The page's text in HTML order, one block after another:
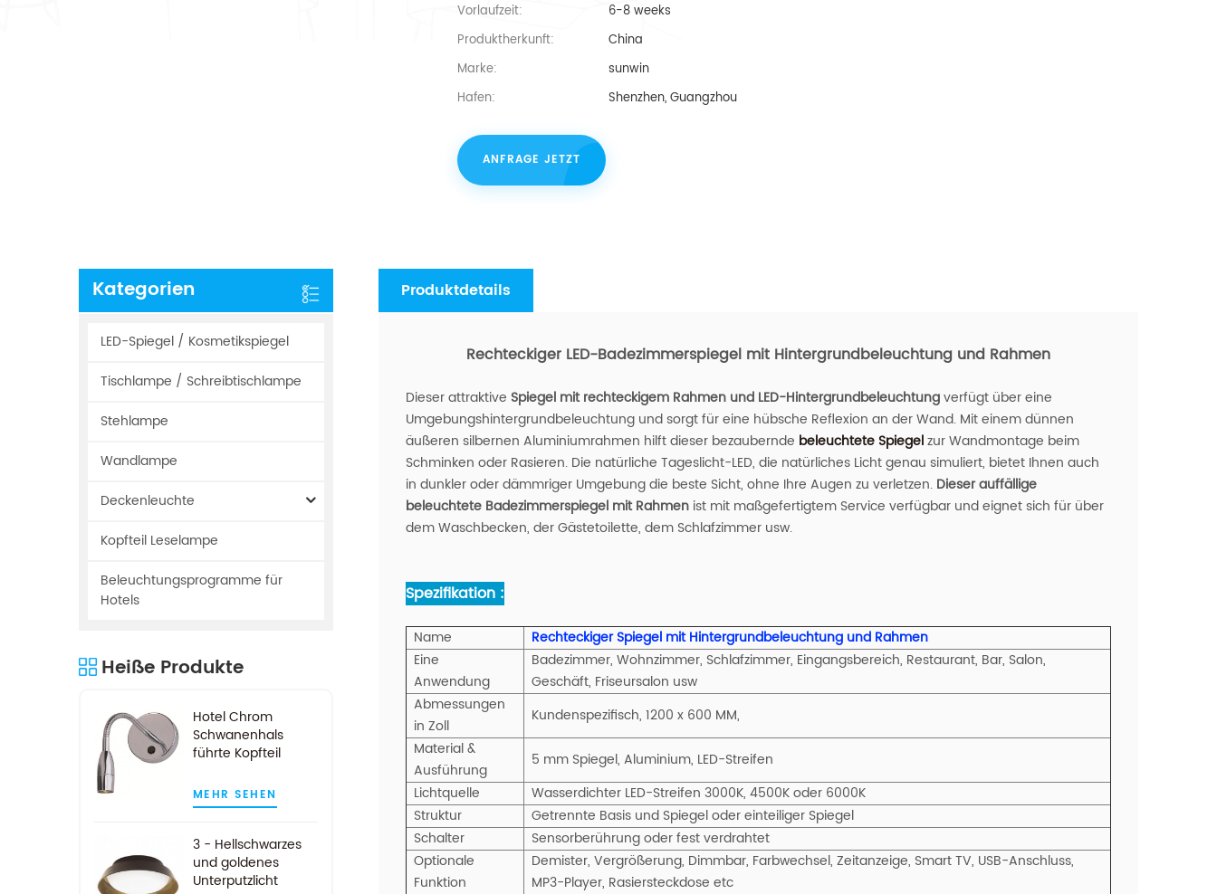
Vorlaufzeit:
6-8 weeks
Produktherkunft:
China
Marke:
sunwin
Hafen:
Shenzhen, Guangzhou
ANFRAGE JETZT
Kategorien
LED-Spiegel / Kosmetikspiegel
Tischlampe / Schreibtischlampe
Stehlampe
Wandlampe
Deckenleuchte
Kopfteil Leselampe
Beleuchtungsprogramme für
Hotels
Heiße Produkte
Hotel Chrom
Schwanenhals
führte Kopfteil
MEHR SEHEN
3 - Hellschwarzes
und goldenes
Unterputzlicht
Produktdetails
Rechteckiger LED-Badezimmerspiegel mit Hintergrundbeleuchtung und Rahmen
Dieser attraktive Spiegel mit rechteckigem Rahmen und LED-Hintergrundbeleuchtungverfügt über eine
Umgebungshintergrundbeleuchtung und sorgt für eine hübsche Reflexion an der Wand. Mit einem dünnen
äußeren silbernen Aluminiumrahmen hilft dieser bezaubernde beleuchtete Spiegelzur Wandmontage beim
Schminken oder Rasieren. Die natürliche Tageslicht-LED, die natürliches Licht genau simuliert, bietet Ihnen auch
in dunkler oder dämmriger Umgebung die beste Sicht, ohne Ihre Augen zu verletzen. Dieser auffällige
beleuchtete Badezimmerspiegel mit Rahmen ist mit maßgefertigtem Service verfügbar und eignet sich für über
dem Waschbecken, der Gästetoilette, dem Schlafzimmer usw.
Spezifikation :
Name
Rechteckiger Spiegel mit Hintergrundbeleuchtung und Rahmen
Eine
Anwendung
Badezimmer, Wohnzimmer, Schlafzimmer, Eingangsbereich, Restaurant, Bar, Salon,
Geschäft, Friseursalon usw
Abmessungen
in Zoll
Kundenspezifisch, 1200 x 600 MM,
Material &
Ausführung
5 mm Spiegel, Aluminium, LED-Streifen
Lichtquelle
Wasserdichter LED-Streifen 3000K, 4500K oder 6000K
Struktur
Getrennte Basis und Spiegel oder einteiliger Spiegel
Schalter
Sensorberührung oder fest verdrahtet
Optionale
Funktion
Demister, Vergrößerung, Dimmbar, Farbwechsel, Zeitanzeige, SmartTV, USB-Anschluss,
MP3-Player, Rasiersteckdose etc